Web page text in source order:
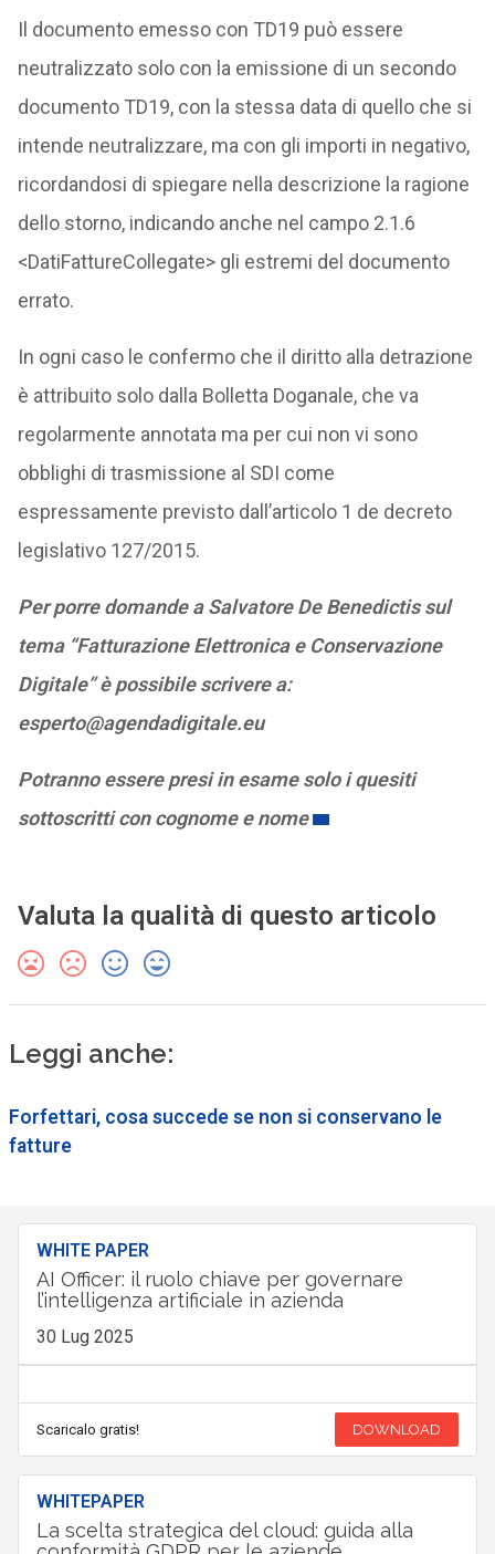
Il documento emesso con TD19 può essere
neutralizzato solo con la emissione di un secondo
documento TD19, con la stessa data di quello che si
intende neutralizzare, ma con gli importi in negativo,
ricordandosi di spiegare nella descrizione la ragione
dello storno, indicando anche nel campo 2.1.6
<DatiFattureCollegate> gli estremi del documento
errato.
In ogni caso le confermo che il diritto alla detrazione
è attribuito solo dalla Bolletta Doganale, che va
regolarmente annotata ma per cui non vi sono
obblighi di trasmissione al SDI come
espressamente previsto dall’articolo 1 de decreto
legislativo 127/2015.
Per porre domande a Salvatore De Benedictis sul
tema “Fatturazione Elettronica e Conservazione
Digitale” è possibile scrivere a:
esperto@agendadigitale.eu
Potranno essere presi in esame solo i quesiti
sottoscritti con cognome e nome
Valuta la qualità di questo articolo
Leggi anche:
Forfettari, cosa succede se non si conservano le
fatture
WHITE PAPER
AI Officer: il ruolo chiave per governare
l’intelligenza artificiale in azienda
30 Lug 2025